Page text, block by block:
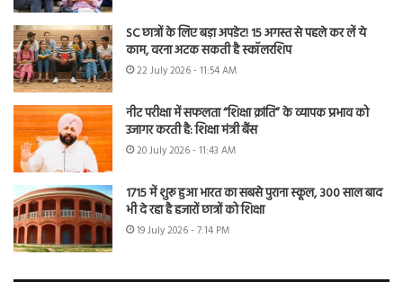
SC छात्रों के लिए बड़ा अपडेट! 15 अगस्त से पहले कर लें ये
काम, वरना अटक सकती है स्कॉलरशिप
22 July 2026 - 11:54 AM
नीट परीक्षा में सफलता “शिक्षा क्रांति” के व्यापक प्रभाव को
उजागर करती है: शिक्षा मंत्री बैंस
20 July 2026 - 11:43 AM
1715 में शुरू हुआ भारत का सबसे पुराना स्कूल, 300 साल बाद
भी दे रहा है हजारों छात्रों को शिक्षा
19 July 2026 - 7:14 PM